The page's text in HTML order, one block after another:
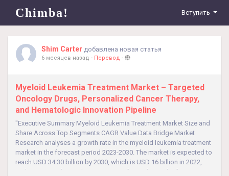
Chimba! Вступить
Shim Carter добавлена новая статья
6 месяцев назад - Перевод -
Myeloid Leukemia Treatment Market – Targeted
Oncology Drugs, Personalized Cancer Therapy,
and Hematologic Innovation Pipeline
"Executive Summary Myeloid Leukemia Treatment Market Size and
Share Across Top Segments CAGR Value Data Bridge Market
Research analyses a growth rate in the myeloid leukemia treatment
market in the forecast period 2023-2030. The market is expected to
reach USD 34.30 billion by 2030, which is USD 16 billion in 2022,
and is expected to undergo a CAGR of 10% during the forecast